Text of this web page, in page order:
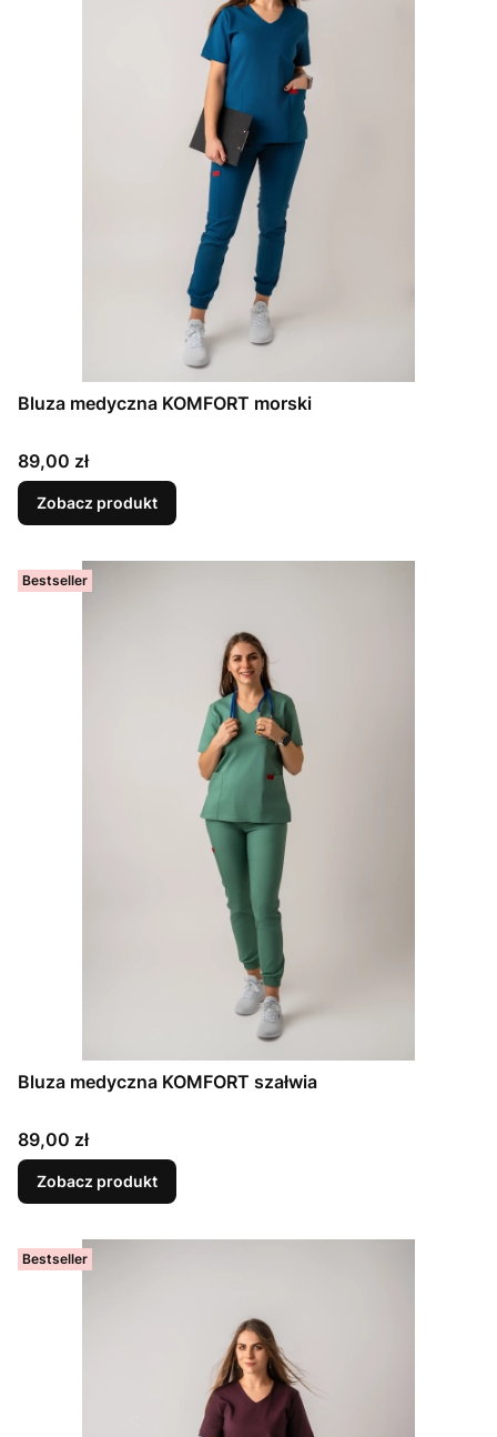
Bluza medyczna KOMFORT morski
Cena
89,00 zł
Zobacz produkt
Bestseller
Bluza medyczna KOMFORT szałwia
Cena
89,00 zł
Zobacz produkt
Bestseller